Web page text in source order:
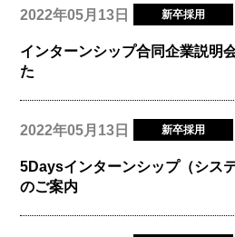
2022年05月13日 新卒採用
インターンシップ合同企業説明
た
2022年05月13日 新卒採用
5Daysインターンシップ（シス
のご案内